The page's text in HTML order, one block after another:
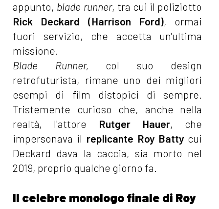
appunto, blade runner, tra cui il poliziotto
Rick Deckard (Harrison Ford), ormai
fuori servizio, che accetta un'ultima
missione.
Blade Runner, col suo design
retrofuturista, rimane uno dei migliori
esempi di film distopici di sempre.
Tristemente curioso che, anche nella
realtà, l'attore Rutger Hauer, che
impersonava il replicante Roy Batty cui
Deckard dava la caccia, sia morto nel
2019, proprio qualche giorno fa.
Il celebre monologo finale di Roy